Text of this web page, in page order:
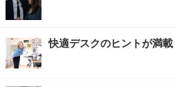
快適デスクのヒントが満